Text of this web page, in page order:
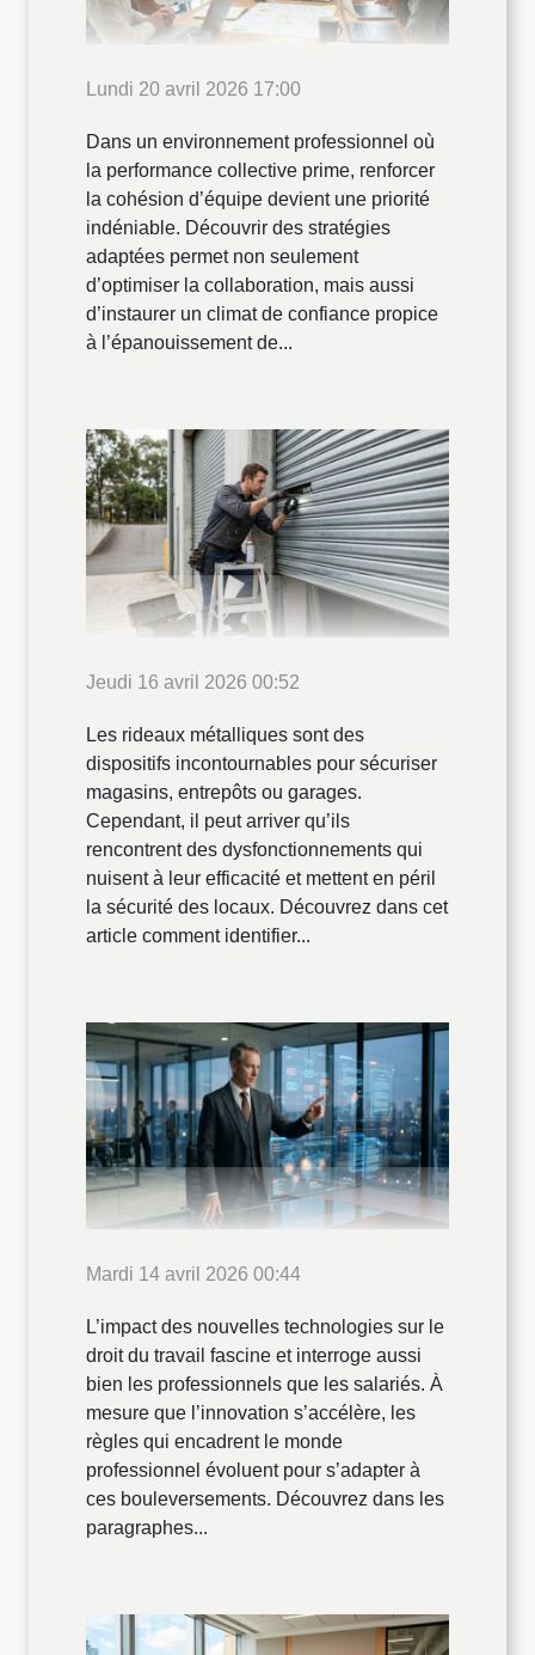
Lundi 20 avril 2026 17:00
Dans un environnement professionnel où
la performance collective prime, renforcer
la cohésion d’équipe devient une priorité
indéniable. Découvrir des stratégies
adaptées permet non seulement
d’optimiser la collaboration, mais aussi
d’instaurer un climat de confiance propice
à l’épanouissement de...
Jeudi 16 avril 2026 00:52
Les rideaux métalliques sont des
dispositifs incontournables pour sécuriser
magasins, entrepôts ou garages.
Cependant, il peut arriver qu’ils
rencontrent des dysfonctionnements qui
nuisent à leur efficacité et mettent en péril
la sécurité des locaux. Découvrez dans cet
article comment identifier...
Mardi 14 avril 2026 00:44
L’impact des nouvelles technologies sur le
droit du travail fascine et interroge aussi
bien les professionnels que les salariés. À
mesure que l’innovation s’accélère, les
règles qui encadrent le monde
professionnel évoluent pour s’adapter à
ces bouleversements. Découvrez dans les
paragraphes...